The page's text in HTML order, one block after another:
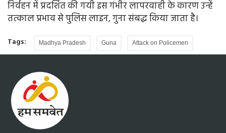
निर्वहन में प्रदर्शित की गयी इस गंभीर लापरवाही के कारण उन्हें
तत्काल प्रभाव से पुलिस लाइन, गुना संबद्ध किया जाता है।
Tags: Madhya Pradesh Guna Attack on Policemen